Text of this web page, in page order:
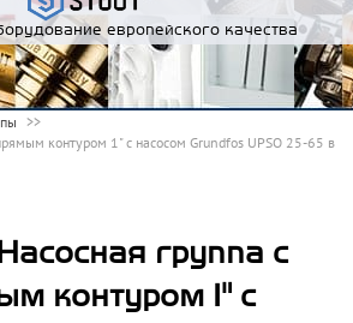
европейского качества
контуром 1" с насосом Grundfos UPSO 25-65 в
группа с
контуром 1" с